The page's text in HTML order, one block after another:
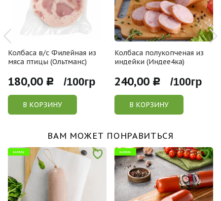
Колбаса в/с Филейная из
мяса птицы (Ольтманс)
180,00 Р /100гр
В КОРЗИНУ
Колбаса полукопченая из
индейки (Индее4ка)
240,00 Р /100гр
В КОРЗИНУ
ВАМ МОЖЕТ ПОНРАВИТЬСЯ
ХАЛЯЛЬ ХАЛЯЛЬ